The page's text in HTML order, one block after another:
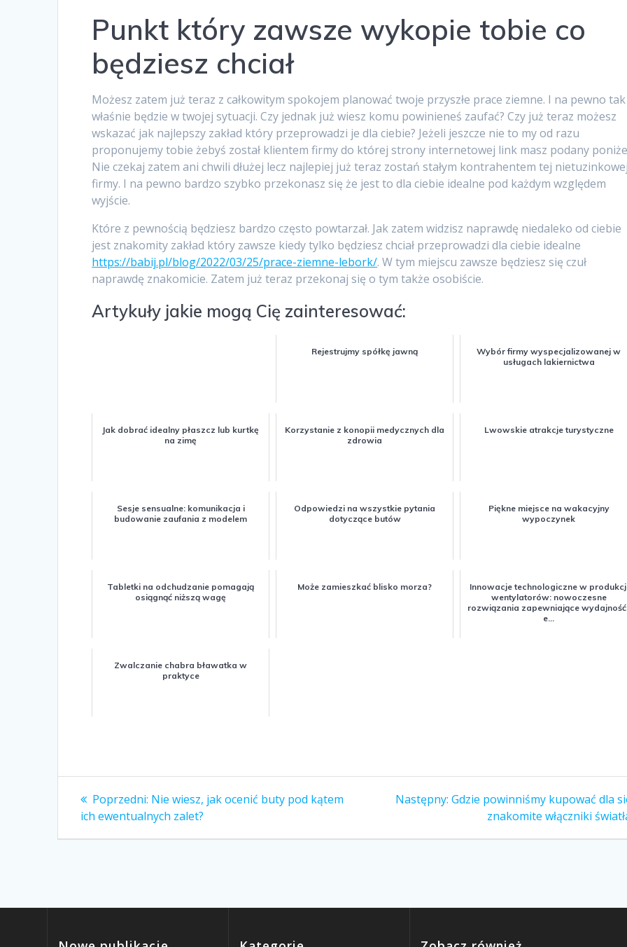
Punkt który zawsze wykopie tobie co
będziesz chciał
Możesz zatem już teraz z całkowitym spokojem planować twoje przyszłe prace ziemne. I na pewno tak
właśnie będzie w twojej sytuacji. Czy jednak już wiesz komu powinieneś zaufać? Czy już teraz możesz
wskazać jak najlepszy zakład który przeprowadzi je dla ciebie? Jeżeli jeszcze nie to my od razu
proponujemy tobie żebyś został klientem firmy do której strony internetowej link masz podany
Nie czekaj zatem ani chwili dłużej lecz najlepiej już teraz zostań stałym kontrahentem tej
firmy. I na pewno bardzo szybko przekonasz się że jest to dla ciebie idealne pod każdym względem
wyjście.
Które z pewnością będziesz bardzo często powtarzał. Jak zatem widzisz naprawdę niedaleko od ciebie
jest znakomity zakład który zawsze kiedy tylko będziesz chciał przeprowadzi dla ciebie idealne
https://babij.pl/blog/2022/03/25/prace-ziemne-lebork/. W tym miejscu zawsze będziesz się czuł
naprawdę znakomicie. Zatem już teraz przekonaj się o tym także osobiście.
Artykuły jakie mogą Cię zainteresować:
Rejestrujmy spółkę jawną
Wybór firmy wyspecjalizowanej w
usługach lakiernictwa
Jak dobrać idealny płaszcz lub kurtkę
na zimę
Korzystanie z konopii medycznych dla
zdrowia
Lwowskie atrakcje turystyczne
Sesje sensualne: komunikacja i
budowanie zaufania z modelem
Odpowiedzi na wszystkie pytania
dotyczące butów
Piękne miejsce na wakacyjny
wypoczynek
Tabletki na odchudzanie pomagają
osiągnąć niższą wagę
Może zamieszkać blisko morza?
Innowacje technologiczne w
wentylatorów: nowoczesne
rozwiązania zapewniające
e...
Zwalczanie chabra bławatka w
praktyce
Nawigacja
wpisu
Poprzedni: Poprzedni
wpis:
Nie wiesz, jak ocenić buty pod kątem
ich ewentualnych zalet?
Następny: Następny
Gdzie powinniśmy kupować dla
znakomite włączniki